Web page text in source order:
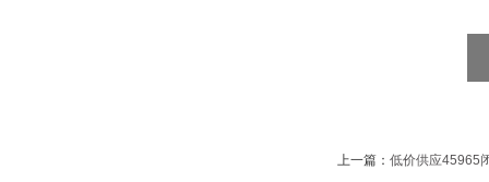
上一篇： 低价供应45965